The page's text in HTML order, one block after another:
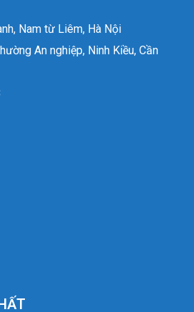
Nam từ Liêm, Hà Nội
An nghiệp, Ninh Kiều, Cần